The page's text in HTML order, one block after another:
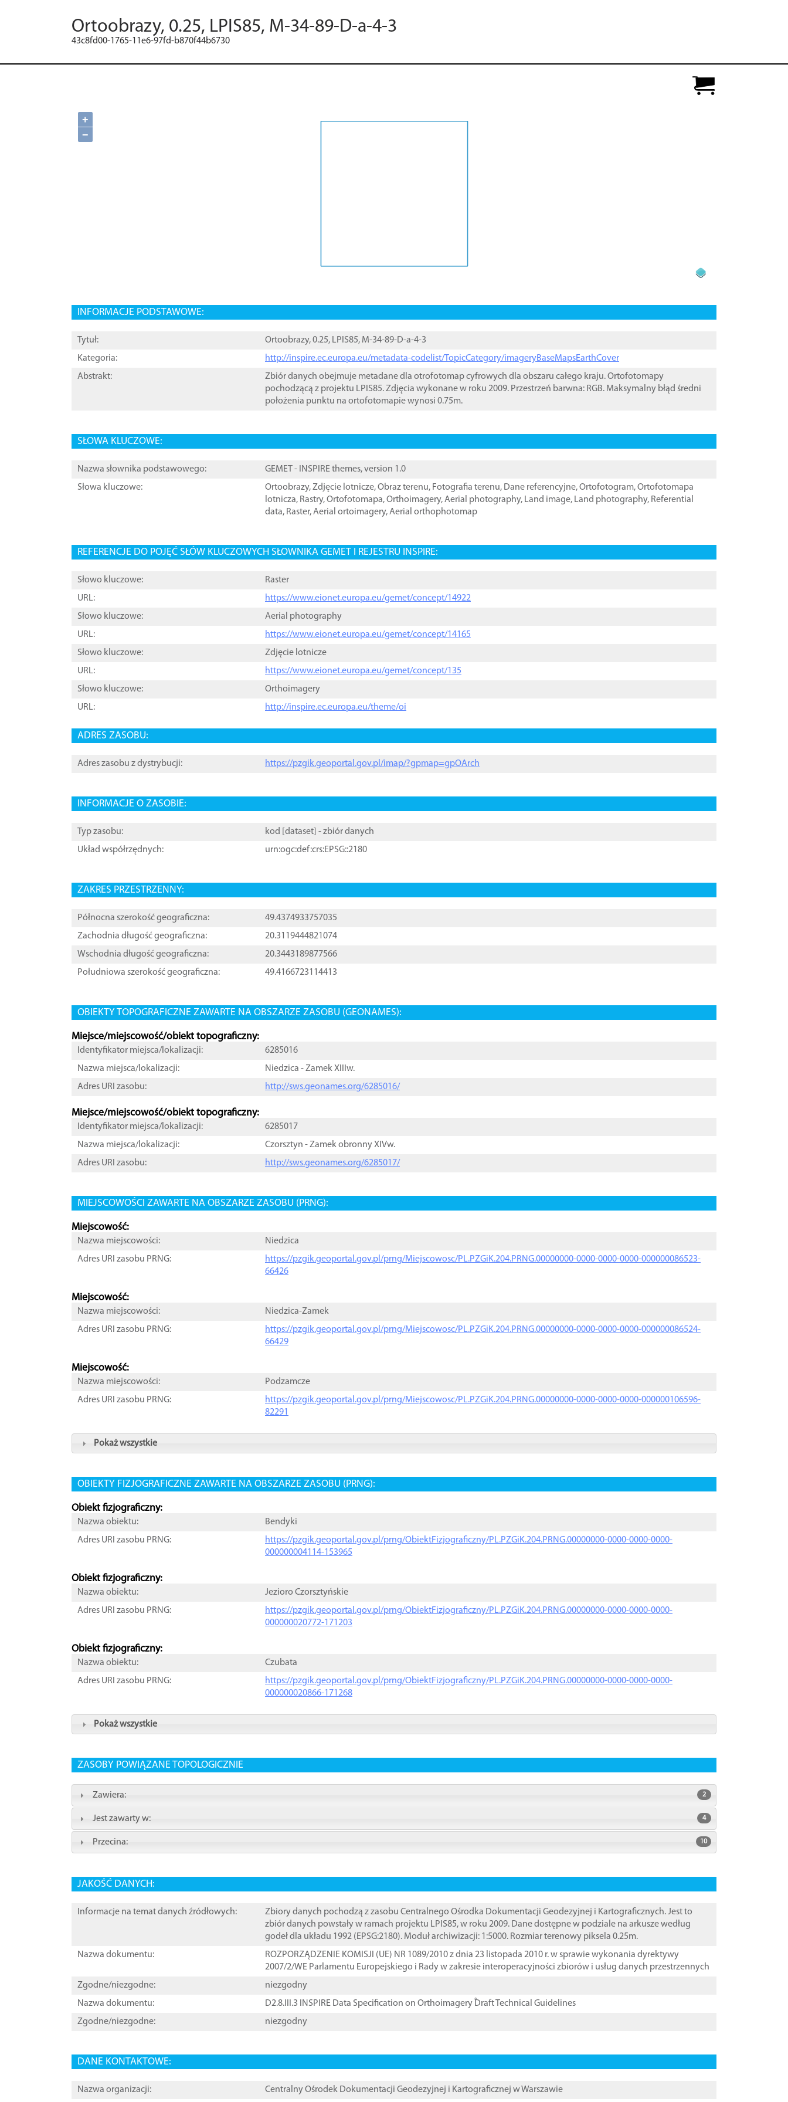
Ortoobrazy, 0.25, LPIS85, M-34-89-D-a-4-3
43c8fd00-1765-11e6-97fd-b870f44b6730
+
−
INFORMACJE PODSTAWOWE:
Tytuł:
Ortoobrazy, 0.25, LPIS85, M-34-89-D-a-4-3
Kategoria:
http://inspire.ec.europa.eu/metadata-codelist/TopicCategory/imageryBaseMapsEarthCover
Abstrakt:
Zbiór danych obejmuje metadane dla otrofotomap cyfrowych dla obszaru całego kraju. Ortofotomapy
pochodzącą z projektu LPIS85. Zdjęcia wykonane w roku 2009. Przestrzeń barwna: RGB. Maksymalny błąd średni
położenia punktu na ortofotomapie wynosi 0.75m.
SŁOWA KLUCZOWE:
Nazwa słownika podstawowego:
GEMET - INSPIRE themes, version 1.0
Słowa kluczowe:
Ortoobrazy,Zdjęcie lotnicze,Obraz terenu, Fotografia terenu, Dane referencyjne,Ortofotogram,Ortofotomapa
lotnicza, Rastry,Ortofotomapa,Orthoimagery,Aerial photography, Land image, Land photography, Referential
data, Raster,Aerial ortoimagery,Aerial orthophotomap
REFERENCJE DO POJĘĆ SŁÓW KLUCZOWYCH SŁOWNIKA GEMET I REJESTRU INSPIRE:
Słowo kluczowe:
Raster
URL:
https://www.eionet.europa.eu/gemet/concept/14922
Słowo kluczowe:
Aerial photography
URL:
https://www.eionet.europa.eu/gemet/concept/14165
Słowo kluczowe:
Zdjęcie lotnicze
URL:
https://www.eionet.europa.eu/gemet/concept/135
Słowo kluczowe:
Orthoimagery
URL:
http://inspire.ec.europa.eu/theme/oi
ADRES ZASOBU:
Adres zasobu z dystrybucji: https://pzgik.geoportal.gov.pl/imap/?gpmap=gpOArch
INFORMACJE O ZASOBIE:
Typ zasobu: kod [ dataset ] - zbiór danych
Układ współrzędnych:
urn:ogc:def:crs:EPSG::2180
ZAKRES PRZESTRZENNY:
Północna szerokość geograficzna:
49.4374933757035
Zachodnia długość geograficzna:
20.3119444821074
Wschodnia długość geograficzna:
20.3443189877566
Południowa szerokość geograficzna:
49.4166723114413
OBIEKTY TOPOGRAFICZNE ZAWARTE NA OBSZARZE ZASOBU (GEONAMES):
Miejsce/miejscowość/obiekt topograficzny:
Identyfikator miejsca/lokalizacji:
6285016
Nazwa miejsca/lokalizacji:
Niedzica - Zamek XIIIw.
Adres URI zasobu:
http://sws.geonames.org/6285016/
Miejsce/miejscowość/obiekt topograficzny:
Identyfikator miejsca/lokalizacji:
6285017
Nazwa miejsca/lokalizacji:
Czorsztyn - Zamek obronny XIVw.
Adres URI zasobu:
http://sws.geonames.org/6285017/
MIEJSCOWOŚCI ZAWARTE NA OBSZARZE ZASOBU (PRNG):
Miejscowość:
Nazwa miejscowości:
Niedzica
Adres URI zasobu PRNG:
https://pzgik.geoportal.gov.pl/prng/Miejscowosc/PL.PZGiK.204.PRNG.00000000-0000-0000-0000-000000086523-
66426
Miejscowość:
Nazwa miejscowości:
Niedzica-Zamek
Adres URI zasobu PRNG:
https://pzgik.geoportal.gov.pl/prng/Miejscowosc/PL.PZGiK.204.PRNG.00000000-0000-0000-0000-000000086524-
66429
Miejscowość:
Nazwa miejscowości:
Podzamcze
Adres URI zasobu PRNG:
https://pzgik.geoportal.gov.pl/prng/Miejscowosc/PL.PZGiK.204.PRNG.00000000-0000-0000-0000-000000106596-
82291
Pokaż wszystkie
OBIEKTY FIZJOGRAFICZNE ZAWARTE NA OBSZARZE ZASOBU (PRNG):
Obiekt fizjograficzny:
Nazwa obiektu:
Bendyki
Adres URI zasobu PRNG:
https://pzgik.geoportal.gov.pl/prng/ObiektFizjograficzny/PL.PZGiK.204.PRNG.00000000-0000-0000-0000-
000000004114-153965
Obiekt fizjograficzny:
Nazwa obiektu:
Jezioro Czorsztyńskie
Adres URI zasobu PRNG:
https://pzgik.geoportal.gov.pl/prng/ObiektFizjograficzny/PL.PZGiK.204.PRNG.00000000-0000-0000-0000-
000000020772-171203
Obiekt fizjograficzny:
Nazwa obiektu:
Czubata
Adres URI zasobu PRNG:
https://pzgik.geoportal.gov.pl/prng/ObiektFizjograficzny/PL.PZGiK.204.PRNG.00000000-0000-0000-0000-
000000020866-171268
Pokaż wszystkie
ZASOBY POWIĄZANE TOPOLOGICZNIE
Zawiera: 2
Jest zawarty w: 4
Przecina: 10
JAKOŚĆ DANYCH:
Informacje na temat danych źródłowych:
Zbiory danych pochodzą z zasobu Centralnego Ośrodka Dokumentacji Geodezyjnej i Kartograficznych. Jest to
zbiór danych powstały w ramach projektu LPIS85, w roku 2009. Dane dostępne w podziale na arkusze według
godeł dla układu 1992 (EPSG:2180). Moduł archiwizacji: 1:5000. Rozmiar terenowy piksela 0.25m.
Nazwa dokumentu:
ROZPORZĄDZENIE KOMISJI (UE) NR 1089/2010 z dnia 23 listopada 2010 r. w sprawie wykonania dyrektywy
2007/2/WE Parlamentu Europejskiego i Rady w zakresie interoperacyjności zbiorów i usług danych przestrzennych
Zgodne/niezgodne:
niezgodny
Nazwa dokumentu:
D2.8.III.3 INSPIRE Data Specification on Orthoimagery ֠Draft Technical Guidelines
Zgodne/niezgodne:
niezgodny
DANE KONTAKTOWE:
Nazwa organizacji: Centralny Ośrodek Dokumentacji Geodezyjnej i Kartograficznej w Warszawie